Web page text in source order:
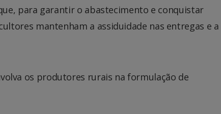
para garantir o abastecimento e conquistar
mantenham a assiduidade nas entregas e a
os produtores rurais na formulação de